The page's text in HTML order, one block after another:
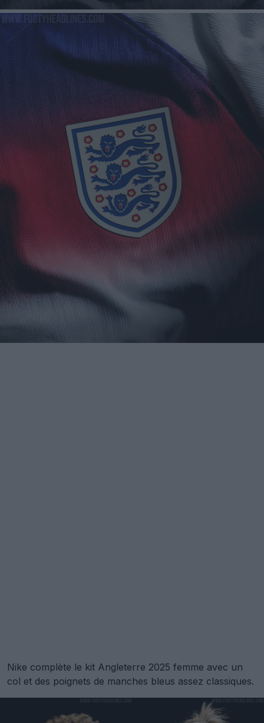
Nike complète le kit Angleterre 2025 femme avec un
col et des poignets de manches bleus assez classiques.